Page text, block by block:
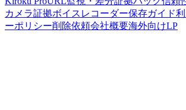
カメラ証拠ボイスレコーダー保存ガイド
ーポリシー削除依頼会社概要海外向けLP